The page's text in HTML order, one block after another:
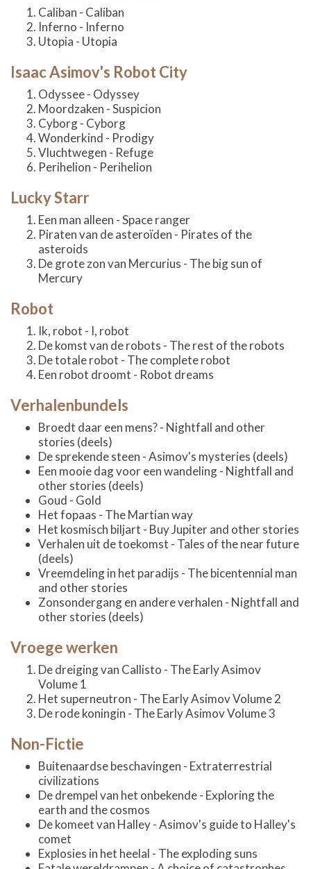
Caliban - Caliban
Inferno - Inferno
Utopia - Utopia
Isaac Asimov's Robot City
Odyssee - Odyssey
Moordzaken - Suspicion
Cyborg - Cyborg
Wonderkind - Prodigy
Vluchtwegen - Refuge
Perihelion - Perihelion
Lucky Starr
Een man alleen - Space ranger
Piraten van de asteroïden - Pirates of the
asteroids
De grote zon van Mercurius - The big sun of
Mercury
Robot
Ik, robot - I, robot
De komst van de robots - The rest of the robots
De totale robot - The complete robot
Een robot droomt - Robot dreams
Verhalenbundels
Broedt daar een mens? - Nightfall and other
stories (deels)
De sprekende steen - Asimov's mysteries (deels)
Een mooie dag voor een wandeling - Nightfall and
other stories (deels)
Goud - Gold
Het fopaas - The Martian way
Het kosmisch biljart - Buy Jupiter and other stories
Verhalen uit de toekomst - Tales of the near future
(deels)
Vreemdeling in het paradijs - The bicentennial man
and other stories
Zonsondergang en andere verhalen - Nightfall and
other stories (deels)
Vroege werken
De dreiging van Callisto - The Early Asimov
Volume 1
Het superneutron - The Early Asimov Volume 2
De rode koningin - The Early Asimov Volume 3
Non-Fictie
Buitenaardse beschavingen - Extraterrestrial
civilizations
De drempel van het onbekende - Exploring the
earth and the cosmos
De komeet van Halley - Asimov's guide to Halley's
comet
Explosies in het heelal - The exploding suns